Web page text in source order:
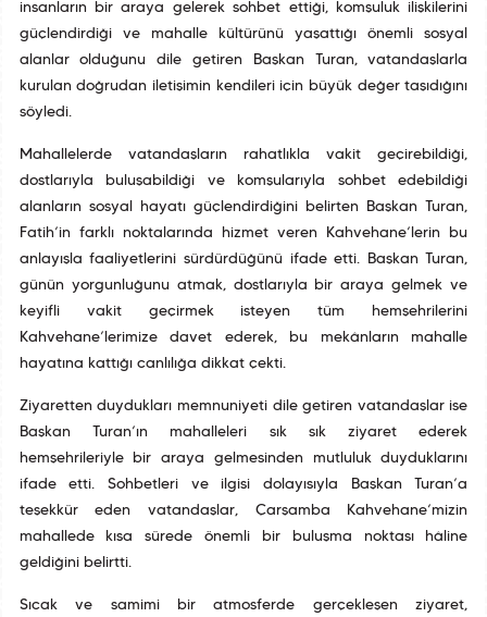
insanların bir araya gelerek sohbet ettiği, komşuluk ilişkilerini
güçlendirdiği ve mahalle kültürünü yaşattığı önemli sosyal
alanlar olduğunu dile getiren Başkan Turan, vatandaşlarla
kurulan doğrudan iletişimin kendileri için büyük değer taşıdığını
söyledi.
Mahallelerde vatandaşların rahatlıkla vakit geçirebildiği,
dostlarıyla buluşabildiği ve komşularıyla sohbet edebildiği
alanların sosyal hayatı güçlendirdiğini belirten Başkan Turan,
Fatih’in farklı noktalarında hizmet veren Kahvehane’lerin bu
anlayışla faaliyetlerini sürdürdüğünü ifade etti. Başkan Turan,
günün yorgunluğunu atmak, dostlarıyla bir araya gelmek ve
keyifli vakit geçirmek isteyen tüm hemşehrilerini
Kahvehane’lerimize davet ederek, bu mekânların mahalle
hayatına kattığı canlılığa dikkat çekti.
Ziyaretten duydukları memnuniyeti dile getiren vatandaşlar ise
Başkan Turan’ın mahalleleri sık sık ziyaret ederek
hemşehrileriyle bir araya gelmesinden mutluluk duyduklarını
ifade etti. Sohbetleri ve ilgisi dolayısıyla Başkan Turan’a
teşekkür eden vatandaşlar, Çarşamba Kahvehane’mizin
mahallede kısa sürede önemli bir buluşma noktası hâline
geldiğini belirtti.
Sıcak ve samimi bir atmosferde gerçekleşen ziyaret,